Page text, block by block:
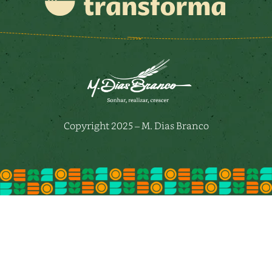
Copyright 2025 – M. Dias Branco